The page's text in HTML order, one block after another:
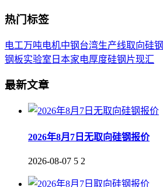
热门标签
电工万吨电机中钢台湾生产线取向硅钢
钢板实验室 日本家电厚度硅钢片现汇
最新文章
2026年8月7日无取向硅钢报价
2026-08-07 5 2